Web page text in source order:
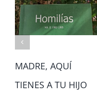
MADRE, AQUÍ
TIENES A TU HIJO